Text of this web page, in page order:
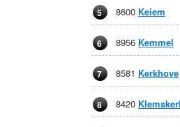
5 8600 Keiem
6 8956 Kemmel
7 8581 Kerkhove
8 8420